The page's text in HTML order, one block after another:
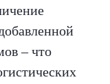
– что